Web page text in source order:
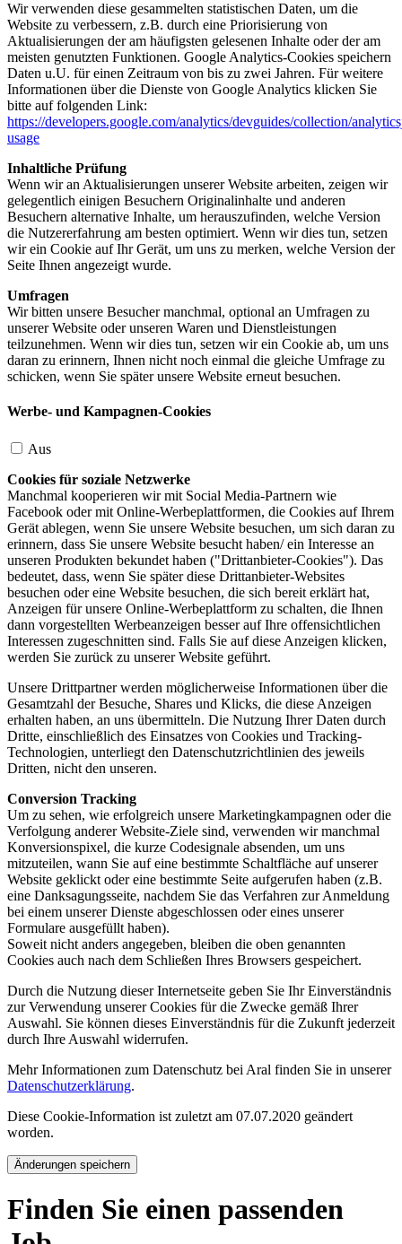
Wir verwenden diese gesammelten statistischen Daten, um die
Website zu verbessern, z.B. durch eine Priorisierung von
Aktualisierungen der am häufigsten gelesenen Inhalte oder der am
meisten genutzten Funktionen. Google Analytics-Cookies speichern
Daten u.U. für einen Zeitraum von bis zu zwei Jahren. Für weitere
Informationen über die Dienste von Google Analytics klicken Sie
bitte auf folgenden Link:
https://developers.google.com/analytics/devguides/collection/
usage
Inhaltliche Prüfung
Wenn wir an Aktualisierungen unserer Website arbeiten, zeigen wir
gelegentlich einigen Besuchern Originalinhalte und anderen
Besuchern alternative Inhalte, um herauszufinden, welche Version
die Nutzererfahrung am besten optimiert. Wenn wir dies tun, setzen
wir ein Cookie auf Ihr Gerät, um uns zu merken, welche Version der
Seite Ihnen angezeigt wurde.
Umfragen
Wir bitten unsere Besucher manchmal, optional an Umfragen zu
unserer Website oder unseren Waren und Dienstleistungen
teilzunehmen. Wenn wir dies tun, setzen wir ein Cookie ab, um uns
daran zu erinnern, Ihnen nicht noch einmal die gleiche Umfrage zu
schicken, wenn Sie später unsere Website erneut besuchen.
Werbe- und Kampagnen-Cookies
Aus
Cookies für soziale Netzwerke
Manchmal kooperieren wir mit Social Media-Partnern wie
Facebook oder mit Online-Werbeplattformen, die Cookies auf Ihrem
Gerät ablegen, wenn Sie unsere Website besuchen, um sich daran zu
erinnern, dass Sie unsere Website besucht haben/ ein Interesse an
unseren Produkten bekundet haben ("Drittanbieter-Cookies"). Das
bedeutet, dass, wenn Sie später diese Drittanbieter-Websites
besuchen oder eine Website besuchen, die sich bereit erklärt hat,
Anzeigen für unsere Online-Werbeplattform zu schalten, die Ihnen
dann vorgestellten Werbeanzeigen besser auf Ihre offensichtlichen
Interessen zugeschnitten sind. Falls Sie auf diese Anzeigen klicken,
werden Sie zurück zu unserer Website geführt.
Unsere Drittpartner werden möglicherweise Informationen über die
Gesamtzahl der Besuche, Shares und Klicks, die diese Anzeigen
erhalten haben, an uns übermitteln. Die Nutzung Ihrer Daten durch
Dritte, einschließlich des Einsatzes von Cookies und Tracking-
Technologien, unterliegt den Datenschutzrichtlinien des jeweils
Dritten, nicht den unseren.
Conversion Tracking
Um zu sehen, wie erfolgreich unsere Marketingkampagnen oder die
Verfolgung anderer Website-Ziele sind, verwenden wir manchmal
Konversionspixel, die kurze Codesignale absenden, um uns
mitzuteilen, wann Sie auf eine bestimmte Schaltfläche auf unserer
Website geklickt oder eine bestimmte Seite aufgerufen haben (z.B.
eine Danksagungsseite, nachdem Sie das Verfahren zur Anmeldung
bei einem unserer Dienste abgeschlossen oder eines unserer
Formulare ausgefüllt haben).
Soweit nicht anders angegeben, bleiben die oben genannten
Cookies auch nach dem Schließen Ihres Browsers gespeichert.
Durch die Nutzung dieser Internetseite geben Sie Ihr Einverständnis
zur Verwendung unserer Cookies für die Zwecke gemäß Ihrer
Auswahl. Sie können dieses Einverständnis für die Zukunft jederzeit
durch Ihre Auswahl widerrufen.
Mehr Informationen zum Datenschutz bei Aral finden Sie in unserer
Datenschutzerklärung.
Diese Cookie-Information ist zuletzt am 07.07.2020 geändert
worden.
Änderungen speichern
Finden Sie einen passenden